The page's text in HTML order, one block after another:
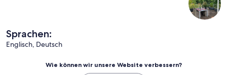
Sprachen:
Englisch, Deutsch
Wie können wir unsere Website verbessern?